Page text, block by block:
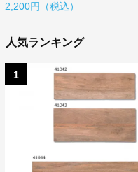
2,200円（税込）
人気ランキング
1